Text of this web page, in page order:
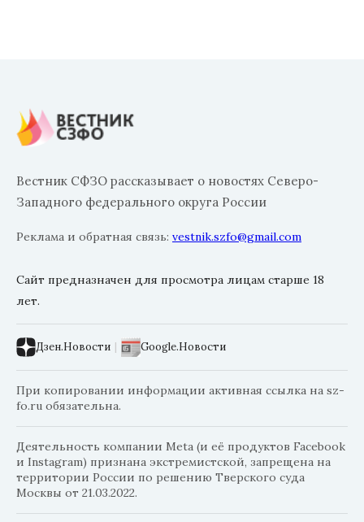
Вестник СФЗО рассказывает о новостях Северо-
Западного федерального округа России
Реклама и обратная связь: vestnik.szfo@gmail.com
Сайт предназначен для просмотра лицам старше 18
лет.
Дзен.Новости | Google.Новости
При копировании информации активная ссылка на sz-
fo.ru обязательна.
Деятельность компании Meta (и её продуктов Facebook
и Instagram) признана экстремистской, запрещена на
территории России по решению Тверского суда
Москвы от 21.03.2022.